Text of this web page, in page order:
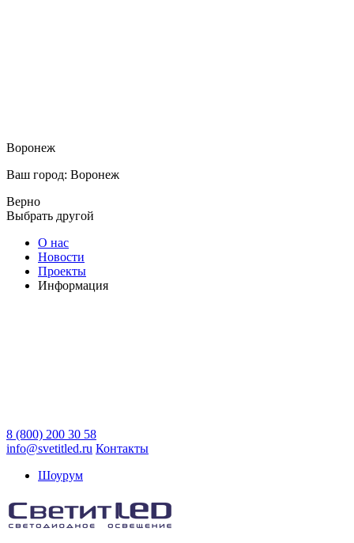
Воронеж
Ваш город: Воронеж
Верно
Выбрать другой
О нас
Новости
Проекты
Информация
8 (800) 200 30 58
info@svetitled.ru Контакты
Шоурум